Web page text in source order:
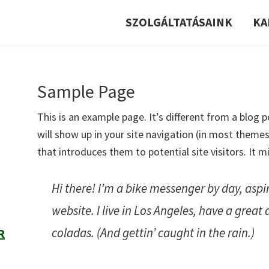
SZOLGÁLTATÁSAINK
Sample Page
This is an example page. It’s different from a blog
will show up in your site navigation (in most
that introduces them to potential site visitors. It
Hi there! I’m a bike messenger by day,
website. I live in Los Angeles, have a
coladas. (And gettin’ caught in the rain.)